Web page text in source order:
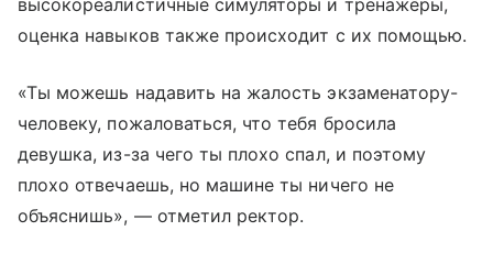
высокореалистичные симуляторы и тренажёры,
оценка навыков также происходит с их помощью.
«Ты можешь надавить на жалость экзаменатору-
человеку, пожаловаться, что тебя бросила
девушка, из-за чего ты плохо спал, и поэтому
плохо отвечаешь, но машине ты ничего не
объяснишь», — отметил ректор.